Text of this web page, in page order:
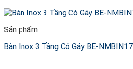
Sản phẩm
Bàn Inox 3 Tầng Có Gáy BE-NMBIN17